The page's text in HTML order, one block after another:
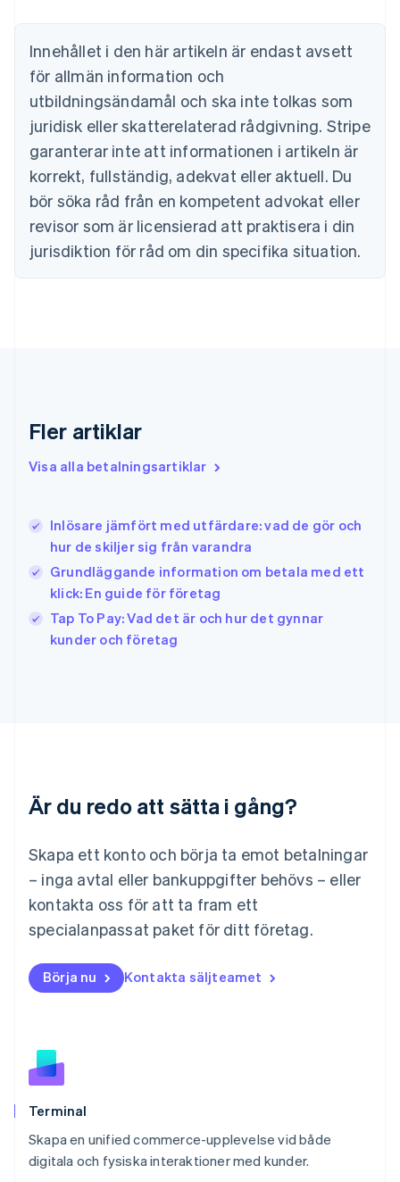
Innehållet i den här artikeln är endast avsett
för allmän information och
utbildningsändamål och ska inte tolkas som
juridisk eller skatterelaterad rådgivning. Stripe
garanterar inte att informationen i artikeln är
korrekt, fullständig, adekvat eller aktuell. Du
bör söka råd från en kompetent advokat eller
revisor som är licensierad att praktisera i din
jurisdiktion för råd om din specifika situation.
Fler artiklar
Visa alla betalningsartiklar
Inlösare jämfört med utfärdare: vad de gör och
hur de skiljer sig från varandra
Grundläggande information om betala med ett
klick: En guide för företag
Tap To Pay: Vad det är och hur det gynnar
kunder och företag
Är du redo att sätta i gång?
Skapa ett konto och börja ta emot betalningar
– inga avtal eller bankuppgifter behövs – eller
kontakta oss för att ta fram ett
specialanpassat paket för ditt företag.
Börja nu Kontakta säljteamet
Terminal
Skapa en unified commerce-upplevelse vid både
digitala och fysiska interaktioner med kunder.
PortuguêsEnglish
Bulgarien
English
Cypern
English
Danmark
English
Estland
Fastlandskina
简体中文English
Finland
English Svenska
Frankrike
简体中文
Indien
Irland
ItalianoEnglish
Japan
日本語 English
EnglishFrançais
Kroatien
EnglishItaliano
Malaysia
English
Mexiko
Nederländerna
NederlandsEnglish
English
Nya Zeeland
Portugal
Português
Rumänien
English
DeutschFrançaisItalianoEnglish
Singapore